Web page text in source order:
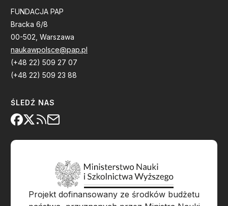
FUNDACJA PAP
Bracka 6/8
00-502, Warszawa
naukawpolsce@pap.pl
(+48 22) 509 27 07
(+48 22) 509 23 88
ŚLEDŹ NAS
Projekt dofinansowany ze środków budżetu